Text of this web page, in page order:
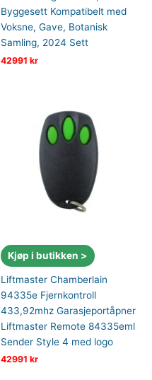
Byggesett Kompatibelt med
Voksne, Gave, Botanisk
Samling, 2024 Sett
42991 kr
Kjøp i butikken >
Liftmaster Chamberlain
94335e Fjernkontroll
433,92mhz Garasjeportåpner
Liftmaster Remote 84335eml
Sender Style 4 med logo
42991 kr